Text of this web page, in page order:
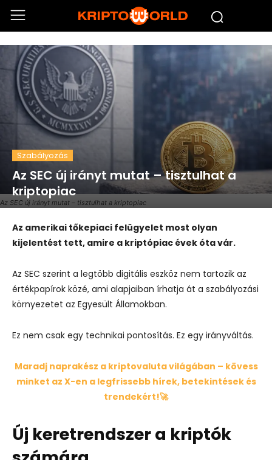
Az SEC új irányt mutat – tisztulhat a kriptopiac
Szabályozás
Az SEC új irányt mutat – tisztulhat a
kriptopiac
Az amerikai tőkepiaci felügyelet most olyan
kijelentést tett, amire a kriptópiac évek óta vár.
Az SEC szerint a legtöbb digitális eszköz nem tartozik az
értékpapírok közé, ami alapjaiban írhatja át a szabályozási
környezetet az Egyesült Államokban.
Ez nem csak egy technikai pontosítás. Ez egy irányváltás.
Maradj naprakész a kriptovaluta világában – kövess
minket az X-en a legfrissebb hírek, betekintések és
trendekért!🚀
Új keretrendszer a kriptók